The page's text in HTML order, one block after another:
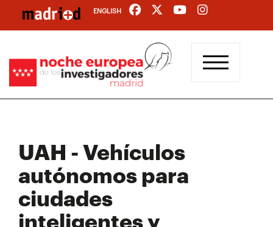
contenido
ENGLISH
UAH - Vehículos
autónomos para
ciudades
inteligentes y